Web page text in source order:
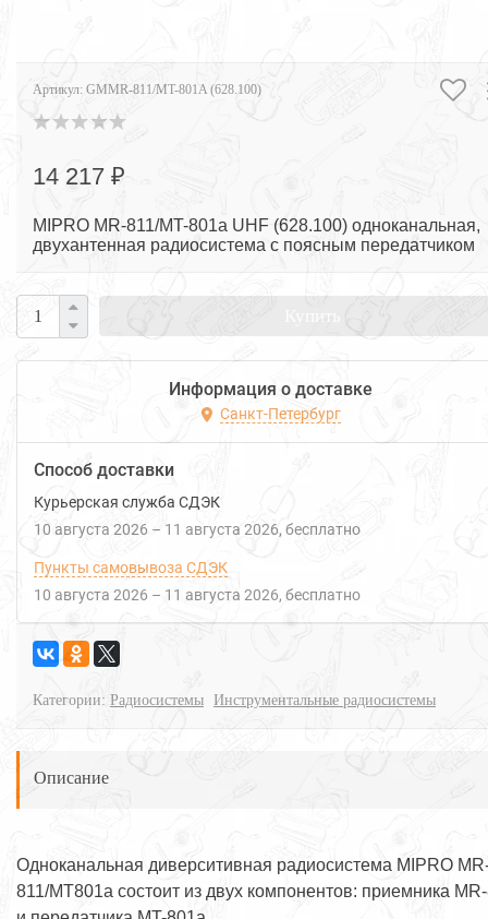
Артикул: GMMR-811/MT-801A (628.100)
14 217 ₽
MIPRO MR-811/MT-801a UHF (628.100) одноканальная,
двухантенная радиосистема с поясным передатчиком
Информация о доставке
Санкт-Петербург
Способ доставки
Курьерская служба СДЭК
10 августа 2026 – 11 августа 2026 Бесплатно
Пункты самовывоза СДЭК
10 августа 2026 – 11 августа 2026 Бесплатно
Категории: Радиосистемы Инструментальные радиосистемы
Описание
Одноканальная диверситивная радиосистема MIPRO
811/MT801a состоит из двух компонентов: приемника